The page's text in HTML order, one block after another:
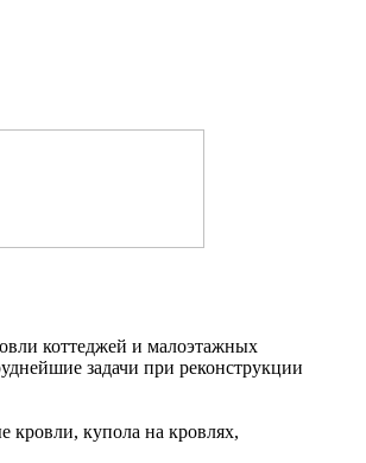
коттеджей и малоэтажных
задачи при реконструкции
кровли, купола на кровлях,